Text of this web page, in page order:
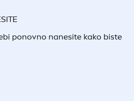
ponovno nanesite kako biste